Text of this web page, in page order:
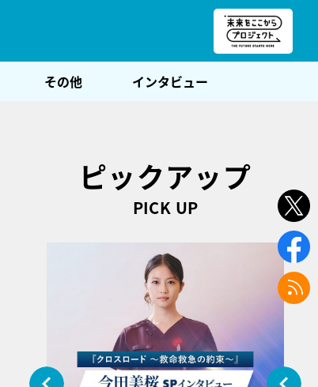
その他 インタビュー
ピックアップ
PICK UP